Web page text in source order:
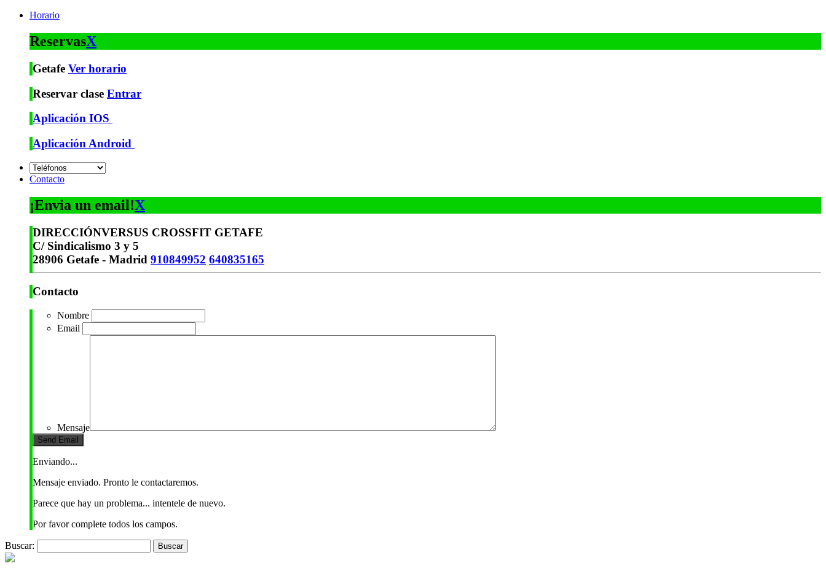
Horario
ReservasX
Getafe Ver horario
Reservar clase Entrar
Aplicación IOS
Aplicación Android
Contacto
¡Envia un email!X
DIRECCIÓNVERSUS CROSSFIT GETAFE
C/ Sindicalismo 3 y 5
28906 Getafe - Madrid 910849952 640835165
Contacto
Nombre
Email
Mensaje
Enviando...
Mensaje enviado. Pronto le contactaremos.
Parece que hay un problema... intentele de nuevo.
Por favor complete todos los campos.
Buscar: